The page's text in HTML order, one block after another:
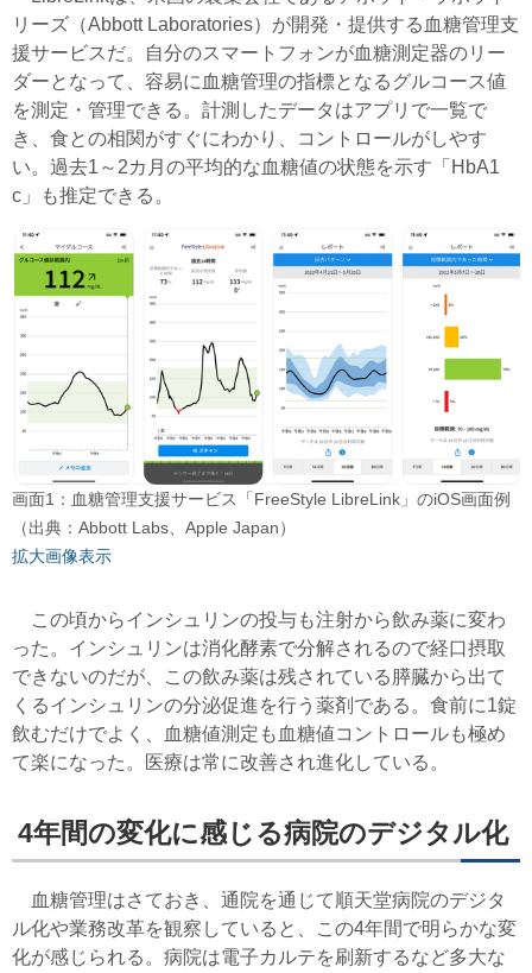
リーズ（Abbott Laboratories）が開発・提供する血糖管理支
援サービスだ。自分のスマートフォンが血糖測定器のリー
ダーとなって、容易に血糖管理の指標となるグルコース値
を測定・管理できる。計測したデータはアプリで一覧で
き、食との相関がすぐにわかり、コントロールがしやす
い。過去1～2カ月の平均的な血糖値の状態を示す「HbA1
c」も推定できる。
画面1：血糖管理支援サービス「FreeStyle LibreLink」のiOS画面例
（出典：Abbott Labs、Apple Japan）
拡大画像表示
この頃からインシュリンの投与も注射から飲み薬に変わ
った。インシュリンは消化酵素で分解されるので経口摂取
できないのだが、この飲み薬は残されている膵臓から出て
くるインシュリンの分泌促進を行う薬剤である。食前に1錠
飲むだけでよく、血糖値測定も血糖値コントロールも極め
て楽になった。医療は常に改善され進化している。
4年間の変化に感じる病院のデジタル化
血糖管理はさておき、通院を通じて順天堂病院のデジタ
ル化や業務改革を観察していると、この4年間で明らかな変
化が感じられる。病院は電子カルテを刷新するなど多大な